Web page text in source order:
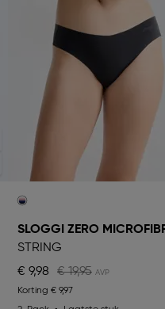
SLOGGI ZERO
STRING
€ 9,98
€ 19,95
Korting € 9,97